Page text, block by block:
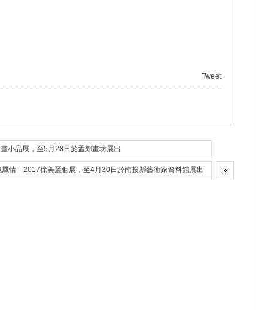
Tweet
小品展，至5月28日於孟郊畫坊展出
風情—2017徐美麗個展，至4月30日於南投縣藝術家資料館展出